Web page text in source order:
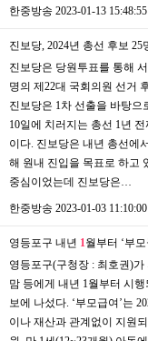
한중방송 2023-01-13 15:48:55
진보당, 2024년 총선 후보 25
진보당은 당원투표를 통해
명의 제22대 국회의원 선거
진보당은 1차 선출을 바탕으
10일에 치러지는 총선 1년
이다. 진보당은 내년 총선에
해 원내 진입을 목표로 하고
중심이었는데 진보당은…
한중방송 2023-01-03 11:10:00
영등포구 내년 1 월부터 ‘부
영등포구(구청장 : 최호권)가
맘 등에게 내년 1월부터 시
보에 나섰다. ‘부모급여’는
이나 재산과 관계없이 지원